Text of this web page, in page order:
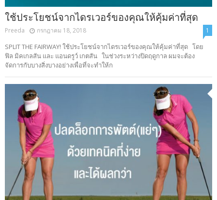
ใช้ประโยชน์จากไดรเวอร์ของคุณให้คุ้มค่าที่สุด
Preeda กรกฎาคม 18, 2018 1
SPLIT THE FAIRWAY! ใช้ประโยชน์จากไดรเวอร์ของคุณให้คุ้มค่าที่สุด โดย
ฟิล มิคเกลสัน และ แอนดรูว์ เกตสัน ในช่วงระหว่างปิดฤดูกาล ผมจะต้อง
จัดการกับบางสิ่งบางอย่างเพื่อที่จะทำให้ก